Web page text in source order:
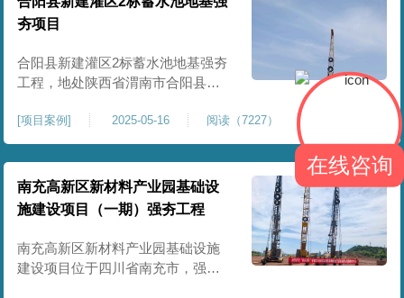
整体稳定性与承载力，彻底改善地
块建设条件，实现矿区地质灾害治
理与土地安全利用。
夯项目
合阳县新建灌区2标蓄水池地基强夯
工程，地处陕西省渭南市合阳县，
的关键前置工程，主要服务于片区
农业灌溉蓄水配套建设，为后续蓄
水池主体施工筑牢地基基础，保障
灌区水利设施长期稳定运行。本工
程核心施工内容为蓄水池场地地基
强夯加固处理，总强夯施工面积
25000㎡，施工完成后场地上部将新
[项目案例] 2025-05-16 阅读（7227）
南充高新区新材料产业园基础设
施建设项目（一期）强夯工程
南充高新区新材料产业园基础设施
建设项目位于四川省南充市，强夯
在线咨询